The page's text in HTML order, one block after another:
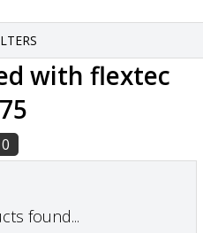
with flextec
0
found...